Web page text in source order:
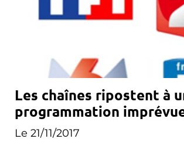
Les chaînes ripostent à
programmation
Canal+
Le 21/11/2017